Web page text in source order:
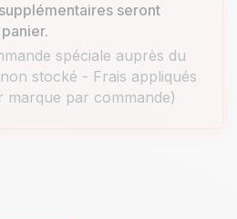
seront
spéciale auprès du
stocké - Frais appliqués
marque par commande)